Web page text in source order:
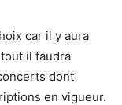
car il y aura
il faudra
dont
en vigueur.